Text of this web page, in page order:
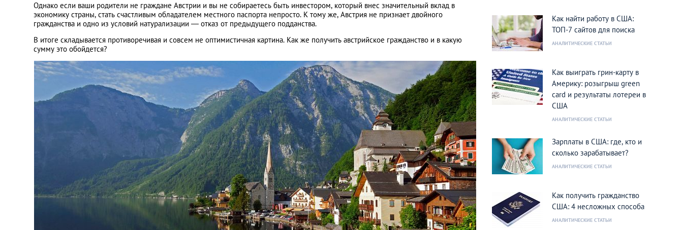
Словения
Таиланд
Украина
Франция
Эстония
Другие
Однако если ваши родители не граждане Австрии и вы не собираетесь быть инвестором, который внес значительный вклад в
экономику страны, стать счастливым обладателем местного паспорта непросто. К тому же, Австрия не признает двойного
гражданства и одно из условий натурализации — отказ от предыдущего подданства.
В итоге складывается противоречивая и совсем не оптимистичная картина. Как же получить австрийское гражданство и в какую
сумму это обойдется?
Как найти работу в США:
ТОП-7 сайтов для поиска
АНАЛИТИЧЕСКИЕ СТАТЬИ
Как выиграть грин-карту в
Америку: розыгрыш green
card и результаты лотереи в
США
АНАЛИТИЧЕСКИЕ СТАТЬИ
Зарплаты в США: где, кто и
сколько зарабатывает?
АНАЛИТИЧЕСКИЕ СТАТЬИ
Как получить гражданство
США: 4 несложных способа
АНАЛИТИЧЕСКИЕ СТАТЬИ